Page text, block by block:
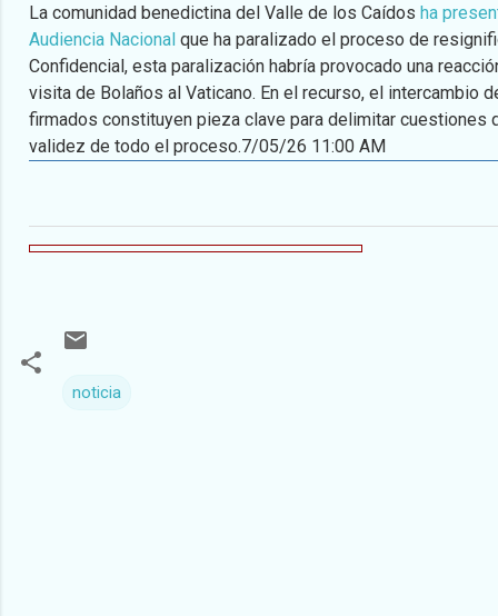
La comunidad benedictina del Valle de los Caídos ha
Audiencia Nacional que ha paralizado el proceso de
Confidencial, esta paralización habría provocado una
visita de Bolaños al Vaticano. En el recurso, el intercambio
firmados constituyen pieza clave para delimitar cuestiones
validez de todo el proceso.7/05/26 11:00 AM
noticia